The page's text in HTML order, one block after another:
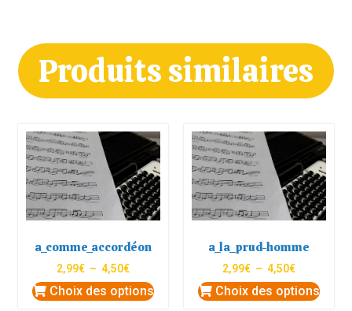
Produits similaires
a_comme_accordéon
2,99€ – 4,50€
Choix des options
a_la_prud-homme
2,99€ – 4,50€
Choix des options